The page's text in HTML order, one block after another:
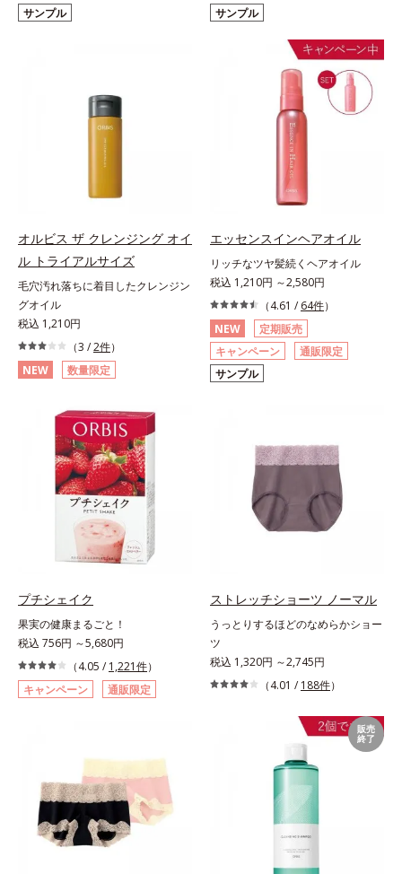
サンプル
サンプル
オルビス ザ クレンジング オイ
ル トライアルサイズ
毛穴汚れ落ちに着目したクレンジン
グオイル
税込 1,210円
（3 /2件）
NEW
数量限定
エッセンスインヘアオイル
リッチなツヤ髪続くヘアオイル
税込 1,210円 ～2,580円
（4.61 / 64件）
NEW
定期販売
キャンペーン
通販限定
サンプル
プチシェイク
果実の健康まるごと！
税込 756円 ～5,680円
（4.05 / 1,221件）
キャンペーン
通販限定
ストレッチショーツ ノーマル
うっとりするほどのなめらかショー
ツ
税込 1,320円 ～2,745円
（4.01 / 188件）
販売
終了